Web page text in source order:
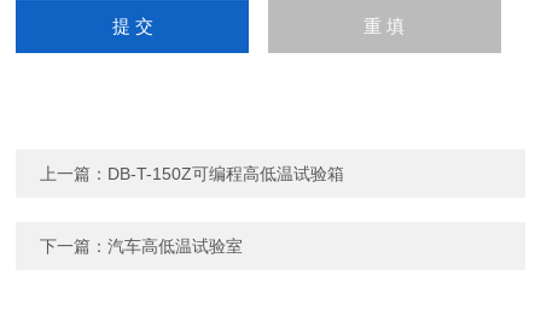
上一篇： DB-T-150Z可编程高低温试验箱
下一篇：汽车高低温试验室